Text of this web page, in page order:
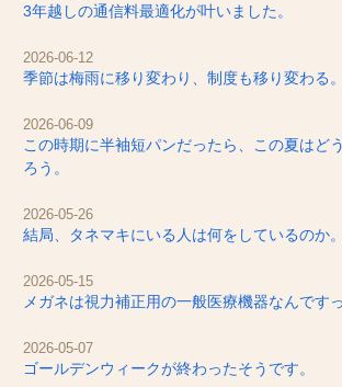
3年越しの通信料最適化が叶いました。
2026-06-12
季節は梅雨に移り変わり、制度も移り変わる。
2026-06-09
この時期に半袖短パンだったら、この夏はど
ろう。
2026-05-26
結局、タネマキにいる人は何をしているのか。
2026-05-15
メガネは視力補正用の一般医療機器なんですっ
2026-05-07
ゴールデンウィークが終わったそうです。